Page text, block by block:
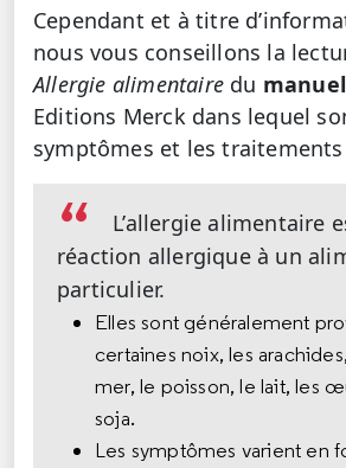
Cependant et à titre
nous vous conseillons la
Allergie alimentaire du
Editions Merck dans lequel
symptômes et les
L’allergie alimentaire
réaction allergique à un
particulier.
Elles sont généralement
certaines noix, les
mer, le poisson, le lait, les
soja.
Les symptômes varient en